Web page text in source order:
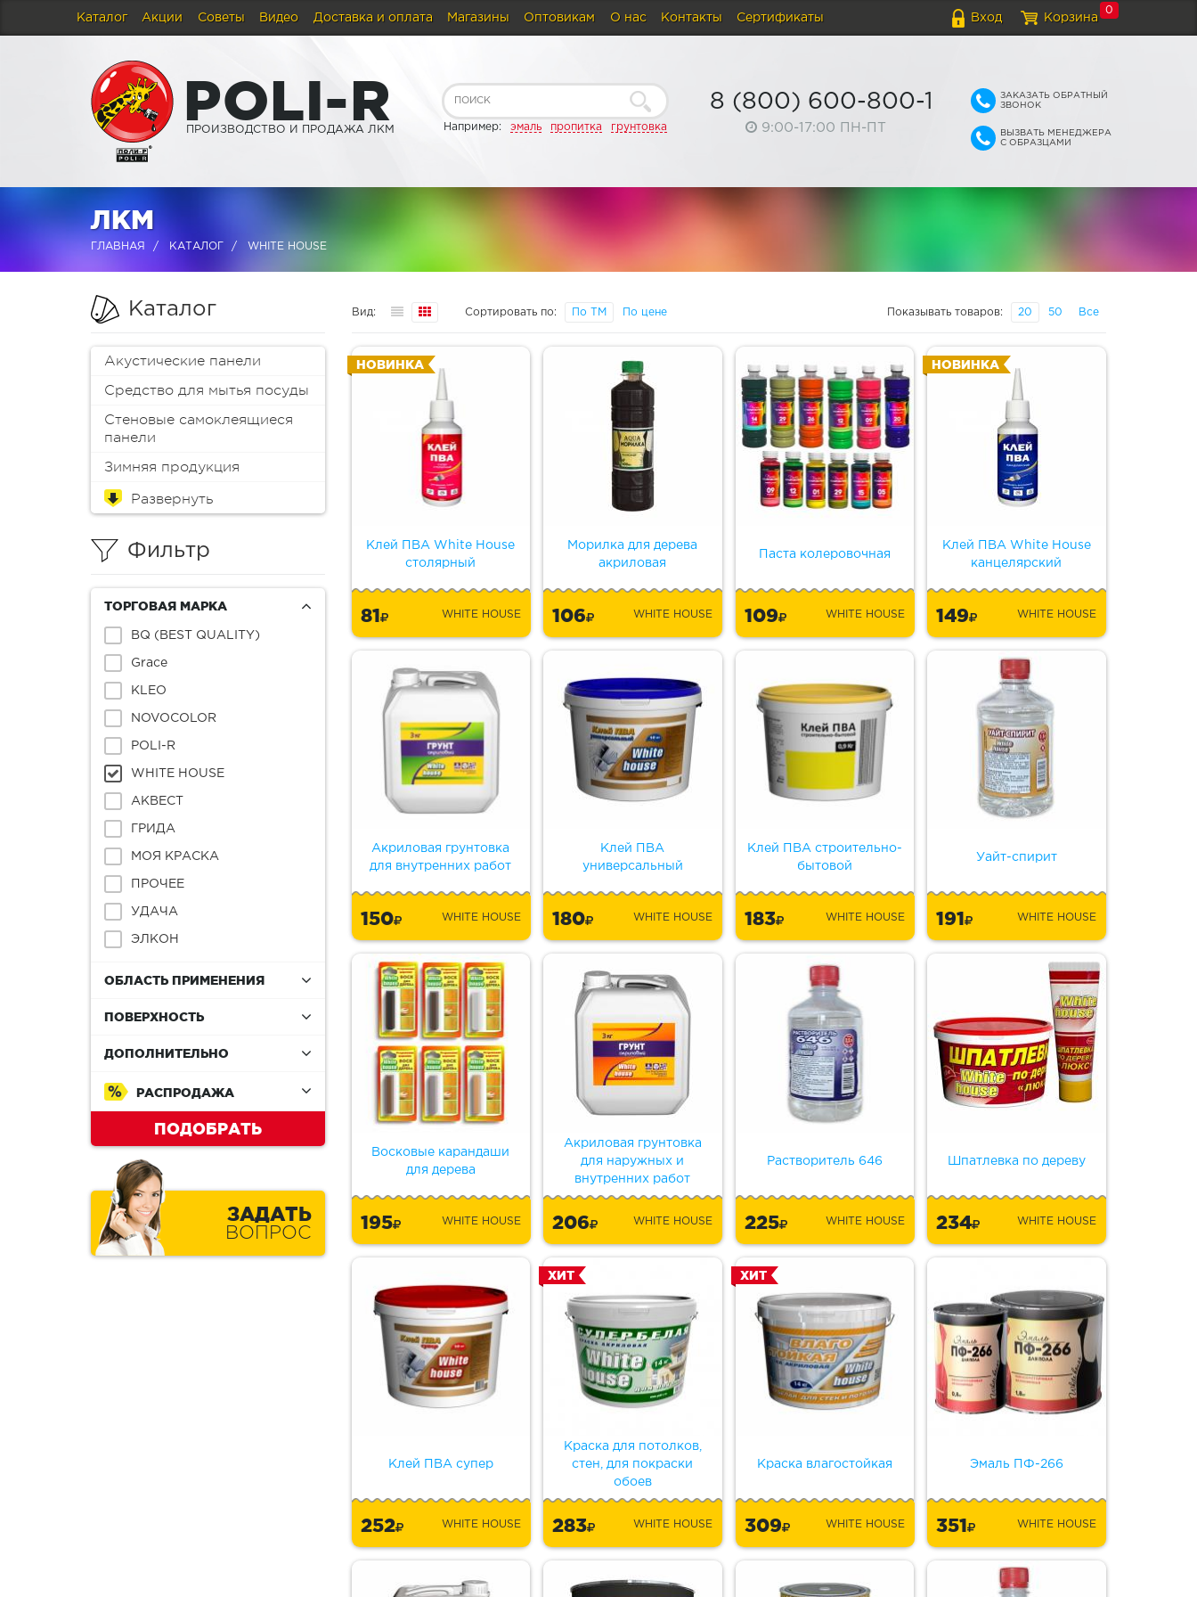
Вход Корзина
0
Каталог Акции Советы Видео Доставка и оплата Магазины Оптовикам О нас Контакты Сертификаты
POLI-R
ПРОИЗВОДСТВО И ПРОДАЖА ЛКМ Например: эмаль пропитка грунтовка
8 (800) 600-800-1
9:00-17:00 ПН-ПТ
ЗАКАЗАТЬ ОБРАТНЫЙ
ЗВОНОК
ВЫЗВАТЬ МЕНЕДЖЕРА
С ОБРАЗЦАМИ
ЛКМ
ГЛАВНАЯ КАТАЛОГ WHITE HOUSE
Каталог
Акустические панели
Средство для мытья посуды
Стеновые самоклеящиеся
панели
Зимняя продукция
Обои
Краска для мебели
Краски
Эмали
Пропитки
Аэрозоли
Масло
Колеры (пигменты)
Лаки
Антиплесень
Грунтовки
Защитные составы
Герметики
Монтажная пена
Шпатлевки
Клеи
Мастика
Растворители и смывки
Материалы для
реставрации
Инструменты
Распродажа
Фильтр
ТОРГОВАЯ МАРКА
BQ (BEST QUALITY)
Grace
KLEO
NOVOCOLOR
POLI-R
WHITE HOUSE
АКВЕСТ
ГРИДА
МОЯ КРАСКА
ПРОЧЕЕ
УДАЧА
ЭЛКОН
ОБЛАСТЬ ПРИМЕНЕНИЯ
ПОВЕРХНОСТЬ
ДОПОЛНИТЕЛЬНО
РАСПРОДАЖА
ПОДОБРАТЬ
ЗАДАТЬ
ВОПРОС
Вид: Сортировать по: По ТМ По цене Показывать товаров: 20 50 Все
Клей ПВА White House
столярный
НОВИНКА
81 WHITE HOUSE
Морилка для дерева
акриловая
106 WHITE HOUSE
Паста колеровочная
109 WHITE HOUSE
Клей ПВА White House
канцелярский
НОВИНКА
149 WHITE HOUSE
Акриловая грунтовка
для внутренних работ
150 WHITE HOUSE
Клей ПВА
универсальный
180 WHITE HOUSE
Клей ПВА строительно-
бытовой
183 WHITE HOUSE
Уайт-спирит
191 WHITE HOUSE
Восковые карандаши
для дерева
195 WHITE HOUSE
Акриловая грунтовка
для наружных и
внутренних работ
206 WHITE HOUSE
Растворитель 646
225 WHITE HOUSE
Шпатлевка по дереву
234 WHITE HOUSE
Клей ПВА супер
252 WHITE HOUSE
Краска для потолков,
стен, для покраски
обоев
ХИТ
283 WHITE HOUSE
Краска влагостойкая
ХИТ
309 WHITE HOUSE
Эмаль ПФ-266
351 WHITE HOUSE